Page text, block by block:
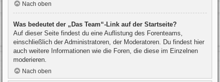
Nach oben
Was bedeutet der „Das Team“-Link auf der Startseite?
Auf dieser Seite findest du eine Auflistung des Forenteams,
einschließlich der Administratoren, der Moderatoren. Du findest hier
auch weitere Informationen wie die Foren, die diese im Einzelnen
moderieren.
Nach oben